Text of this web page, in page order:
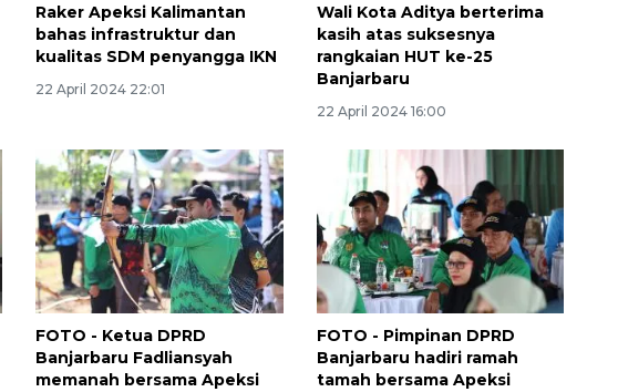
Raker Apeksi Kalimantan
bahas infrastruktur dan
kualitas SDM penyangga IKN
22 April 2024 22:01
Wali Kota Aditya berterima
kasih atas suksesnya
rangkaian HUT ke-25
Banjarbaru
22 April 2024 16:00
FOTO - Ketua DPRD
Banjarbaru Fadliansyah
memanah bersama Apeksi
FOTO - Pimpinan DPRD
Banjarbaru hadiri ramah
tamah bersama Apeksi